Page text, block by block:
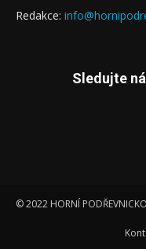
Redakce:
Sledujte
© 2022 HORNÍ